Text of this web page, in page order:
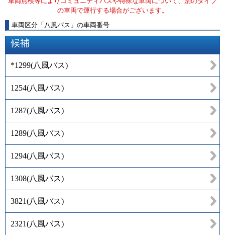
の車両で運行する場合がございます。
車両区分 「 八風バス 」 の車両番号
候補
*1299(八風バス)
1254(八風バス)
1287(八風バス)
1289(八風バス)
1294(八風バス)
1308(八風バス)
3821(八風バス)
2321(八風バス)